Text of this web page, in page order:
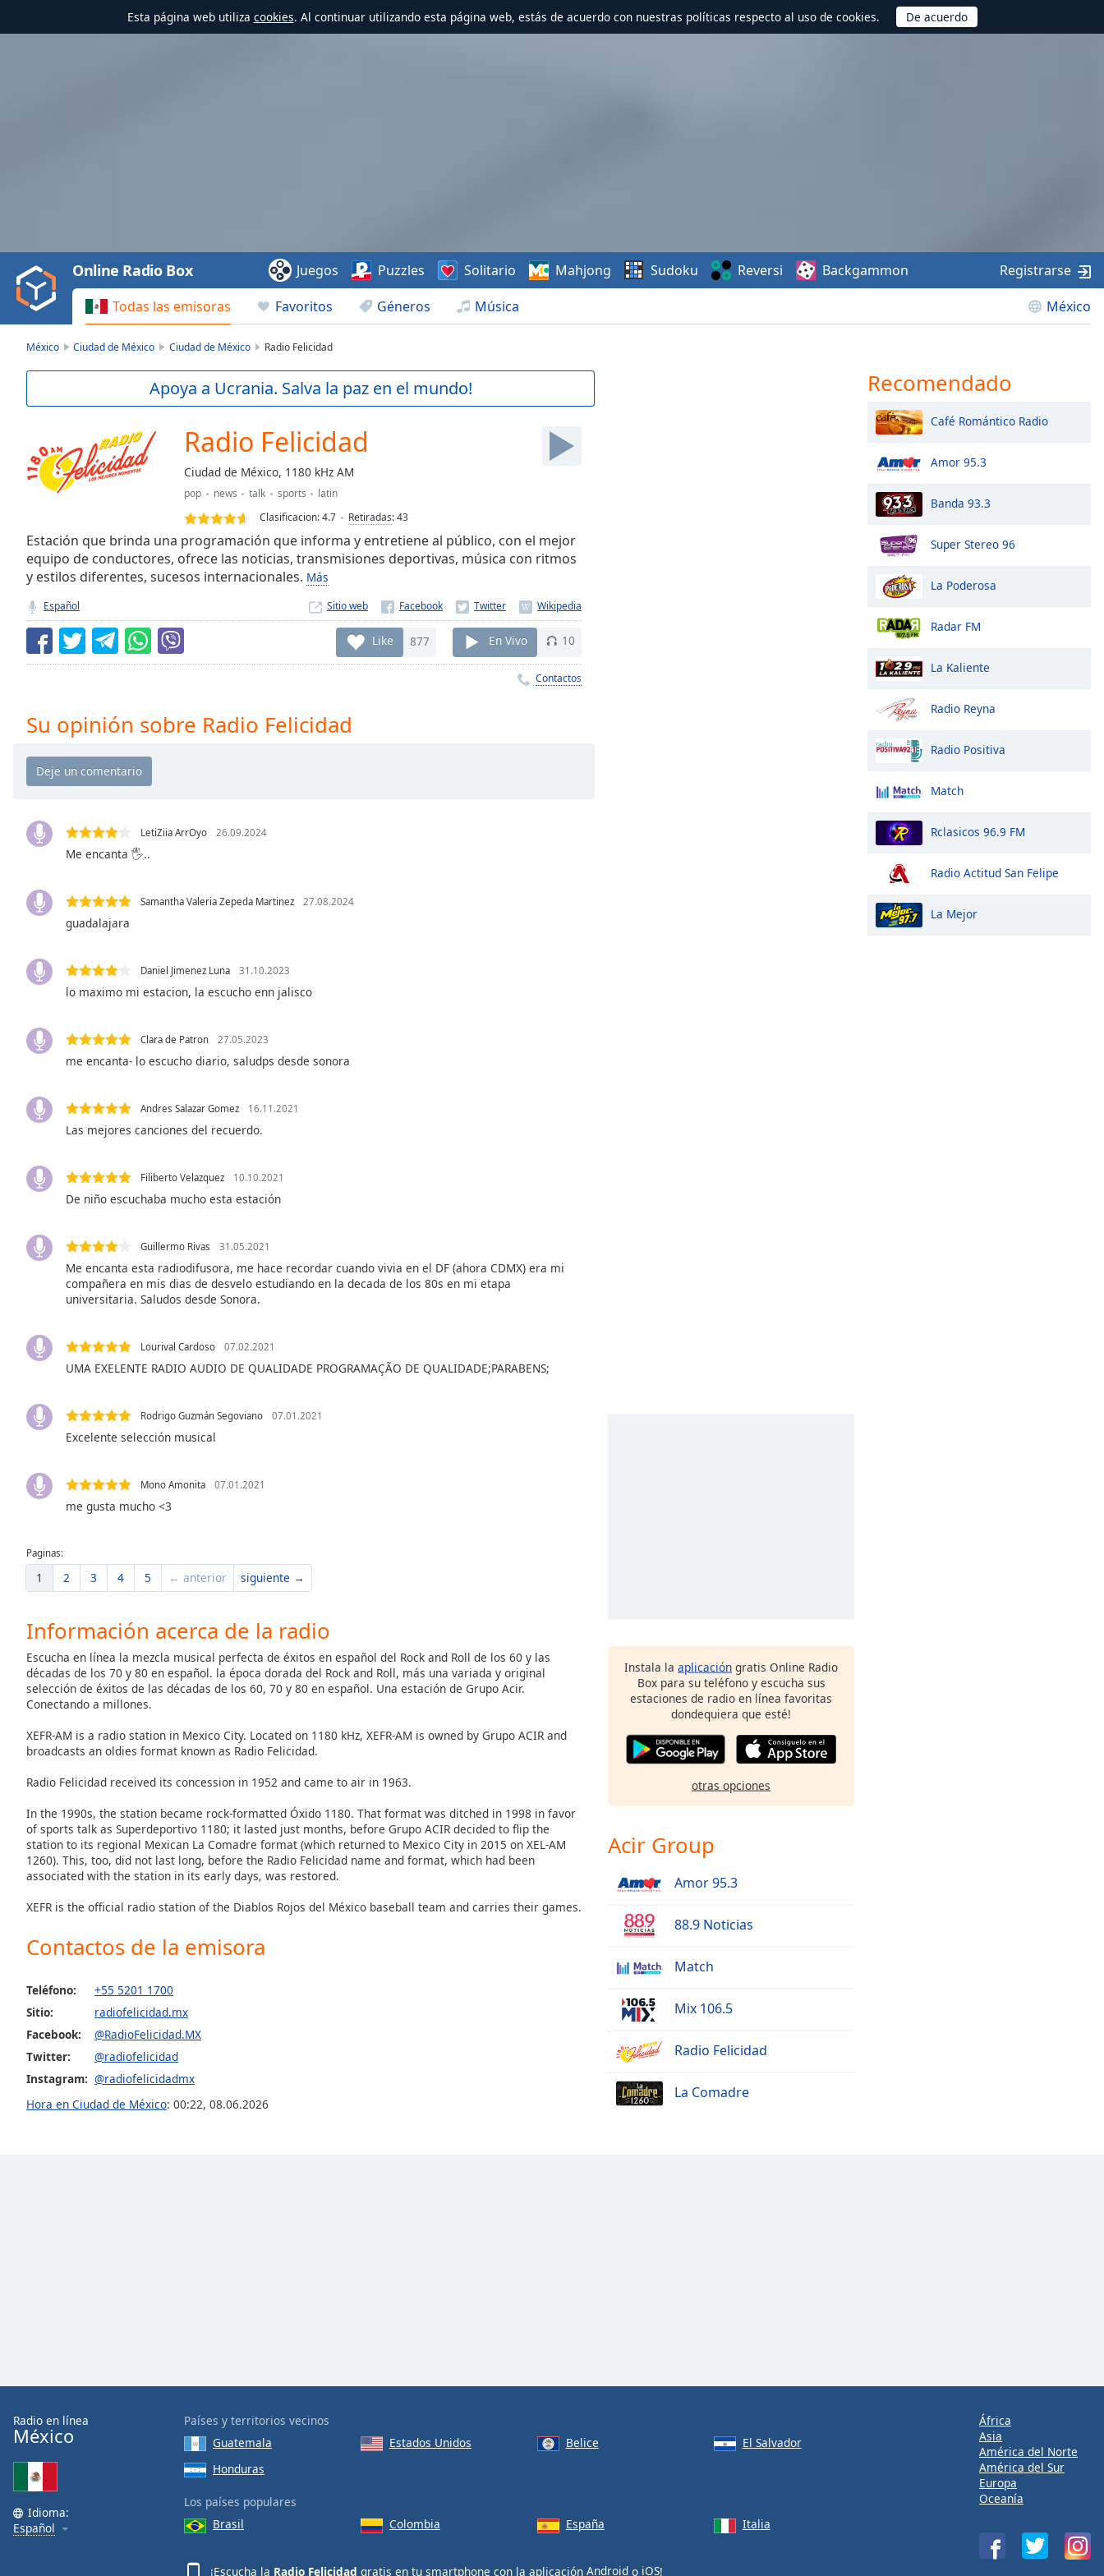
Esta página web utiliza cookies. Al continuar utilizando esta página web, estás de acuerdo con nuestras políticas respecto al uso de cookies.
Video
Play
Backward
Skip
Current
Loaded:
0.00%
Seek to
currently
behind
LIVE
Remaining
Time-
Chapters
descriptions
off
Subtitles
subtitles
opens
subtitles
dialog
subtitles
Audio
Track
in-
Picture
dialog
cancel
close
Color
Background
Color
Opacity
Caption
Area
Background
Color
Style
Font
Family
Todas las emisoras Favoritos Géneros Música México
Online Radio Box Juegos Puzzles Solitario Mahjong Sudoku Reversi Backgammon Registrarse
México Ciudad de México Ciudad de México Radio Felicidad
Apoya a Ucrania. Salva la paz en el mundo!
Radio Felicidad
Ciudad de México, 1180 kHz AM
pop news talk sports
latin
Clasificacion:4.7 Retiradas:43
Estación que brinda una programación que informa y entretiene al público, con el mejor
equipo de conductores, ofrece las noticias, transmisiones deportivas, música con ritmos
y estilos diferentes, sucesos internacionales. Más
Español Sitio web
Like 877 En Vivo 10
Contactos
Su opinión sobre Radio Felicidad
LetiZiia ArrOyo 26.09.2024
Me encanta 🖐️..
Samantha Valeria Zepeda Martinez 27.08.2024
guadalajara
Daniel Jimenez Luna 31.10.2023
lo maximo mi estacion, la escucho enn jalisco
Clara de Patron 27.05.2023
me encanta- lo escucho diario, saludps desde sonora
Andres Salazar Gomez 16.11.2021
Las mejores canciones del recuerdo.
Filiberto Velazquez 10.10.2021
De niño escuchaba mucho esta estación
Guillermo Rivas 31.05.2021
Me encanta esta radiodifusora, me hace recordar cuando vivia en el DF (ahora CDMX) era mi
compañera en mis dias de desvelo estudiando en la decada de los 80s en mi etapa
universitaria. Saludos desde Sonora.
Lourival Cardoso 07.02.2021
UMA EXELENTE RADIO AUDIO DE QUALIDADE PROGRAMAÇÃO DE QUALIDADE;PARABENS;
Rodrigo Guzmán Segoviano 07.01.2021
Excelente selección musical
Mono Amonita 07.01.2021
me gusta mucho <3
Paginas:
1 2 3 4 5 ← anterior siguiente →
Información acerca de la radio
Escucha en línea la mezcla musical perfecta de éxitos en español del Rock and Roll de los 60 y las
décadas de los 70 y 80 en español. la época dorada del Rock and Roll, más una variada y original
selección de éxitos de las décadas de los 60, 70 y 80 en español. Una estación de Grupo Acir.
Conectando a millones.
XEFR-AM is a radio station in Mexico City. Located on 1180 kHz, XEFR-AM is owned by Grupo ACIR and
broadcasts an oldies format known as Radio Felicidad.
Radio Felicidad received its concession in 1952 and came to air in 1963.
In the 1990s, the station became rock-formatted Óxido 1180. That format was ditched in 1998 in favor
of sports talk as Superdeportivo 1180; it lasted just months, before Grupo ACIR decided to flip the
station to its regional Mexican La Comadre format (which returned to Mexico City in 2015 on XEL-AM
1260). This, too, did not last long, before the Radio Felicidad name and format, which had been
associated with the station in its early days, was restored.
XEFR is the official radio station of the Diablos Rojos del México baseball team and carries their games.
Contactos de la emisora
Teléfono:
+55 5201 1700
Sitio:
radiofelicidad.mx
Facebook:
@RadioFelicidad.MX
Twitter:
@radiofelicidad
Instagram: @radiofelicidadmx
Hora en Ciudad de México: 00:22, 08.06.2026
Instala la aplicación gratis Online Radio
Box para su teléfono y escucha sus
estaciones de radio en línea favoritas
dondequiera que esté!
otras opciones
Acir Group
Amor 95.3
88.9 Noticias
Match
Mix 106.5
Radio Felicidad
La Comadre
Recomendado
Café Romántico Radio
Amor 95.3
Banda 93.3
Super Stereo 96
La Poderosa
Radar FM
La Kaliente
Radio Reyna
Radio Positiva
Match
Rclasicos 96.9 FM
Radio Actitud San Felipe
La Mejor
Radio en línea
México
Idioma:
Español
Países y territorios vecinos
Guatemala
Estados Unidos Belice
El Salvador
Honduras
Los países populares
Brasil
Colombia España Italia
¡Escucha la Radio Felicidad gratis en tu smartphone con la aplicación Android o iOS!
África
Asia
América del Norte
América del Sur
Europa
Oceanía